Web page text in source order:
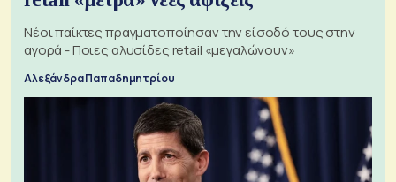
Νέοι παίκτες πραγματοποίησαν την είσοδό τους στην
αγορά - Ποιες αλυσίδες retail «μεγαλώνουν»
Αλεξάνδρα Παπαδημητρίου